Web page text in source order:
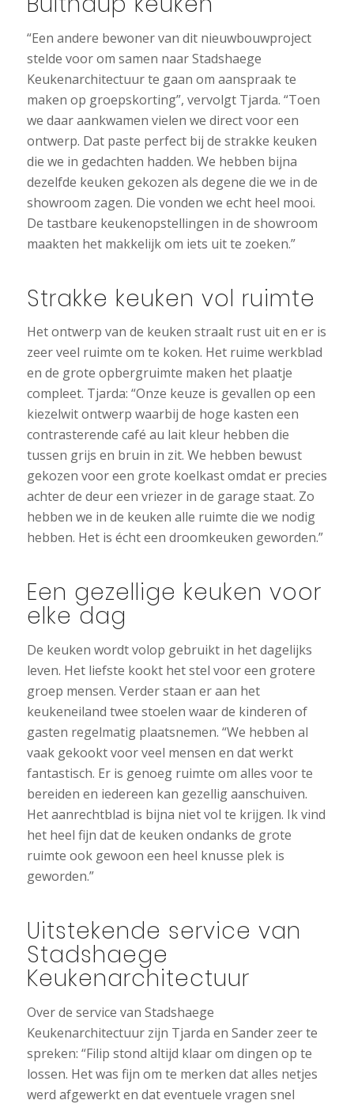
“Een andere bewoner van dit nieuwbouwproject
stelde voor om samen naar Stadshaege
Keukenarchitectuur te gaan om aanspraak te
maken op groepskorting”, vervolgt Tjarda. “Toen
we daar aankwamen vielen we direct voor een
ontwerp. Dat paste perfect bij de strakke keuken
die we in gedachten hadden. We hebben bijna
dezelfde keuken gekozen als degene die we in de
showroom zagen. Die vonden we echt heel mooi.
De tastbare keukenopstellingen in de showroom
maakten het makkelijk om iets uit te zoeken.”
Strakke keuken vol ruimte
Het ontwerp van de keuken straalt rust uit en er is
zeer veel ruimte om te koken. Het ruime werkblad
en de grote opbergruimte maken het plaatje
compleet. Tjarda: “Onze keuze is gevallen op een
kiezelwit ontwerp waarbij de hoge kasten een
contrasterende café au lait kleur hebben die
tussen grijs en bruin in zit. We hebben bewust
gekozen voor een grote koelkast omdat er precies
achter de deur een vriezer in de garage staat. Zo
hebben we in de keuken alle ruimte die we nodig
hebben. Het is écht een droomkeuken geworden.”
Een gezellige keuken voor
elke dag
De keuken wordt volop gebruikt in het dagelijks
leven. Het liefste kookt het stel voor een grotere
groep mensen. Verder staan er aan het
keukeneiland twee stoelen waar de kinderen of
gasten regelmatig plaatsnemen. “We hebben al
vaak gekookt voor veel mensen en dat werkt
fantastisch. Er is genoeg ruimte om alles voor te
bereiden en iedereen kan gezellig aanschuiven.
Het aanrechtblad is bijna niet vol te krijgen. Ik vind
het heel fijn dat de keuken ondanks de grote
ruimte ook gewoon een heel knusse plek is
geworden.”
Uitstekende service van
Stadshaege
Keukenarchitectuur
Over de service van Stadshaege
Keukenarchitectuur zijn Tjarda en Sander zeer te
spreken: “Filip stond altijd klaar om dingen op te
lossen. Het was fijn om te merken dat alles netjes
werd afgewerkt en dat eventuele vragen snel